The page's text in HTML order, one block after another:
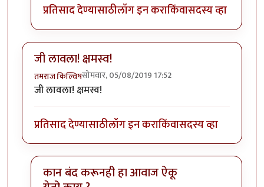
प्रतिसाद देण्यासाठीलॉग इन कराकिंवासदस्य व्हा
जी लावला! क्षमस्व!
तमराज किल्विषसोमवार, 05/08/2019 17:52
जी लावला! क्षमस्व!
प्रतिसाद देण्यासाठीलॉग इन कराकिंवासदस्य व्हा
कान बंद करूनही हा आवाज ऐकू